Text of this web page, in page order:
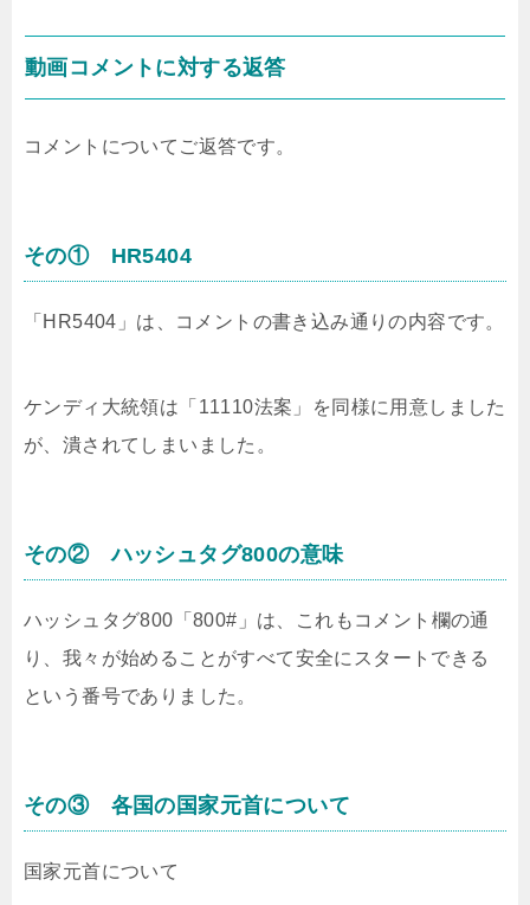
動画コメントに対する返答
コメントについてご返答です。
その① HR5404
「HR5404」は、コメントの書き込み通りの内容です。
ケンディ大統領は「11110法案」を同様に用意しました
が、潰されてしまいました。
その② ハッシュタグ800の意味
ハッシュタグ800「800#」は、これもコメント欄の通
り、我々が始めることがすべて安全にスタートできる
という番号でありました。
その③ 各国の国家元首について
国家元首について